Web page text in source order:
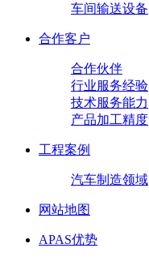
车间输送设备
合作客户
合作伙伴
行业服务经验
技术服务能力
产品加工精度
工程案例
汽车制造领域
网站地图
APAS优势